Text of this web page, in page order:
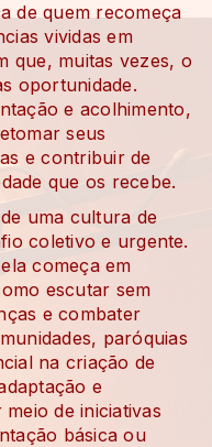
de quem recomeça
vividas em
que, muitas vezes, o
oportunidade.
e acolhimento,
seus
e contribuir de
que os recebe.
uma cultura de
coletivo e urgente.
começa em
escutar sem
e combater
paróquias
na criação de
e
de iniciativas
básica ou